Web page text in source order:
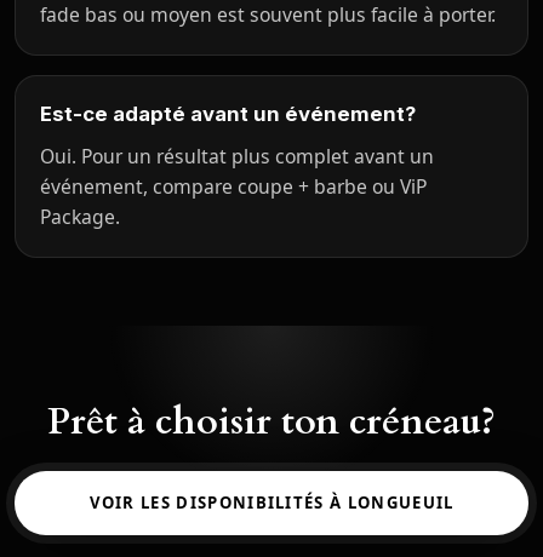
fade bas ou moyen est souvent plus facile à porter.
Est-ce adapté avant un événement?
Oui. Pour un résultat plus complet avant un
événement, compare coupe + barbe ou ViP
Package.
Prêt à choisir ton créneau?
VOIR LES DISPONIBILITÉS À LONGUEUIL